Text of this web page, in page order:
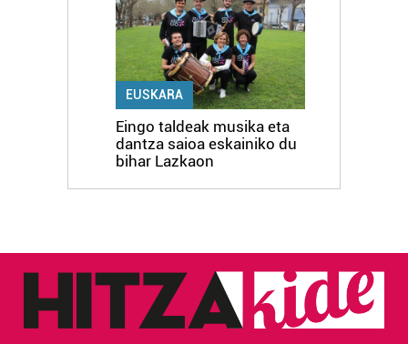
EUSKARA
Eingo taldeak musika eta
dantza saioa eskainiko du
bihar Lazkaon